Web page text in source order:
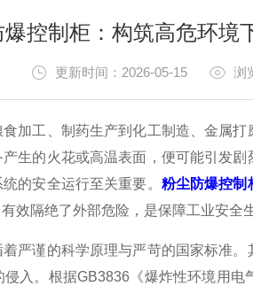
控制柜：构筑高危环境
更新时间：2026-05-15 浏
工、制药生产到化工制造、金属打
生的火花或高温表面，便可能引发
的安全运行至关重要。 粉尘防爆控制
效隔绝了外部危险，是保障工业安全
谨的科学原理与严苛的国家标准。
入。根据GB3836《爆炸性环境用